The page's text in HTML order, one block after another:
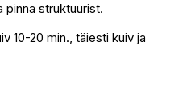
pinna struktuurist.
10-20 min., täiesti kuiv ja